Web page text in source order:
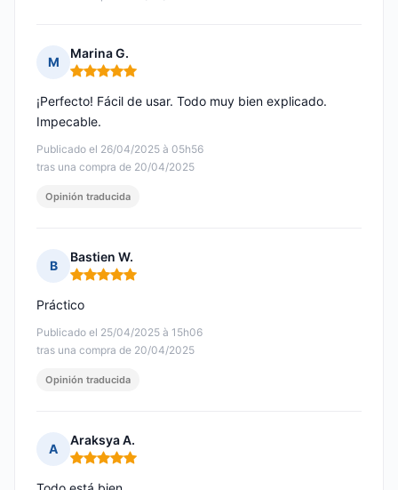
M
Marina G.
Nota: 5 de 5
Publicado el 26/04/2025 à 05h56
tras una compra de 20/04/2025
¡Perfecto! Fácil de usar. Todo muy bien explicado.
Impecable.
Opinión traducida
B
Bastien W.
Nota: 5 de 5
Publicado el 25/04/2025 à 15h06
tras una compra de 20/04/2025
Práctico
Opinión traducida
A
Araksya A.
Nota: 5 de 5